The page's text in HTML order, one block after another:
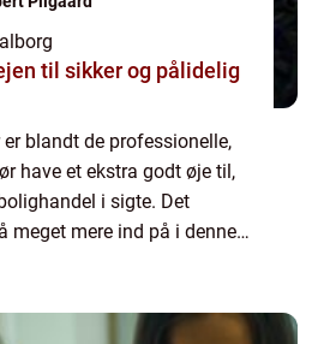
til sikker og pålidelig
blandt de professionelle,
have et ekstra godt øje til,
i sigte. Det
meget mere ind på i denne